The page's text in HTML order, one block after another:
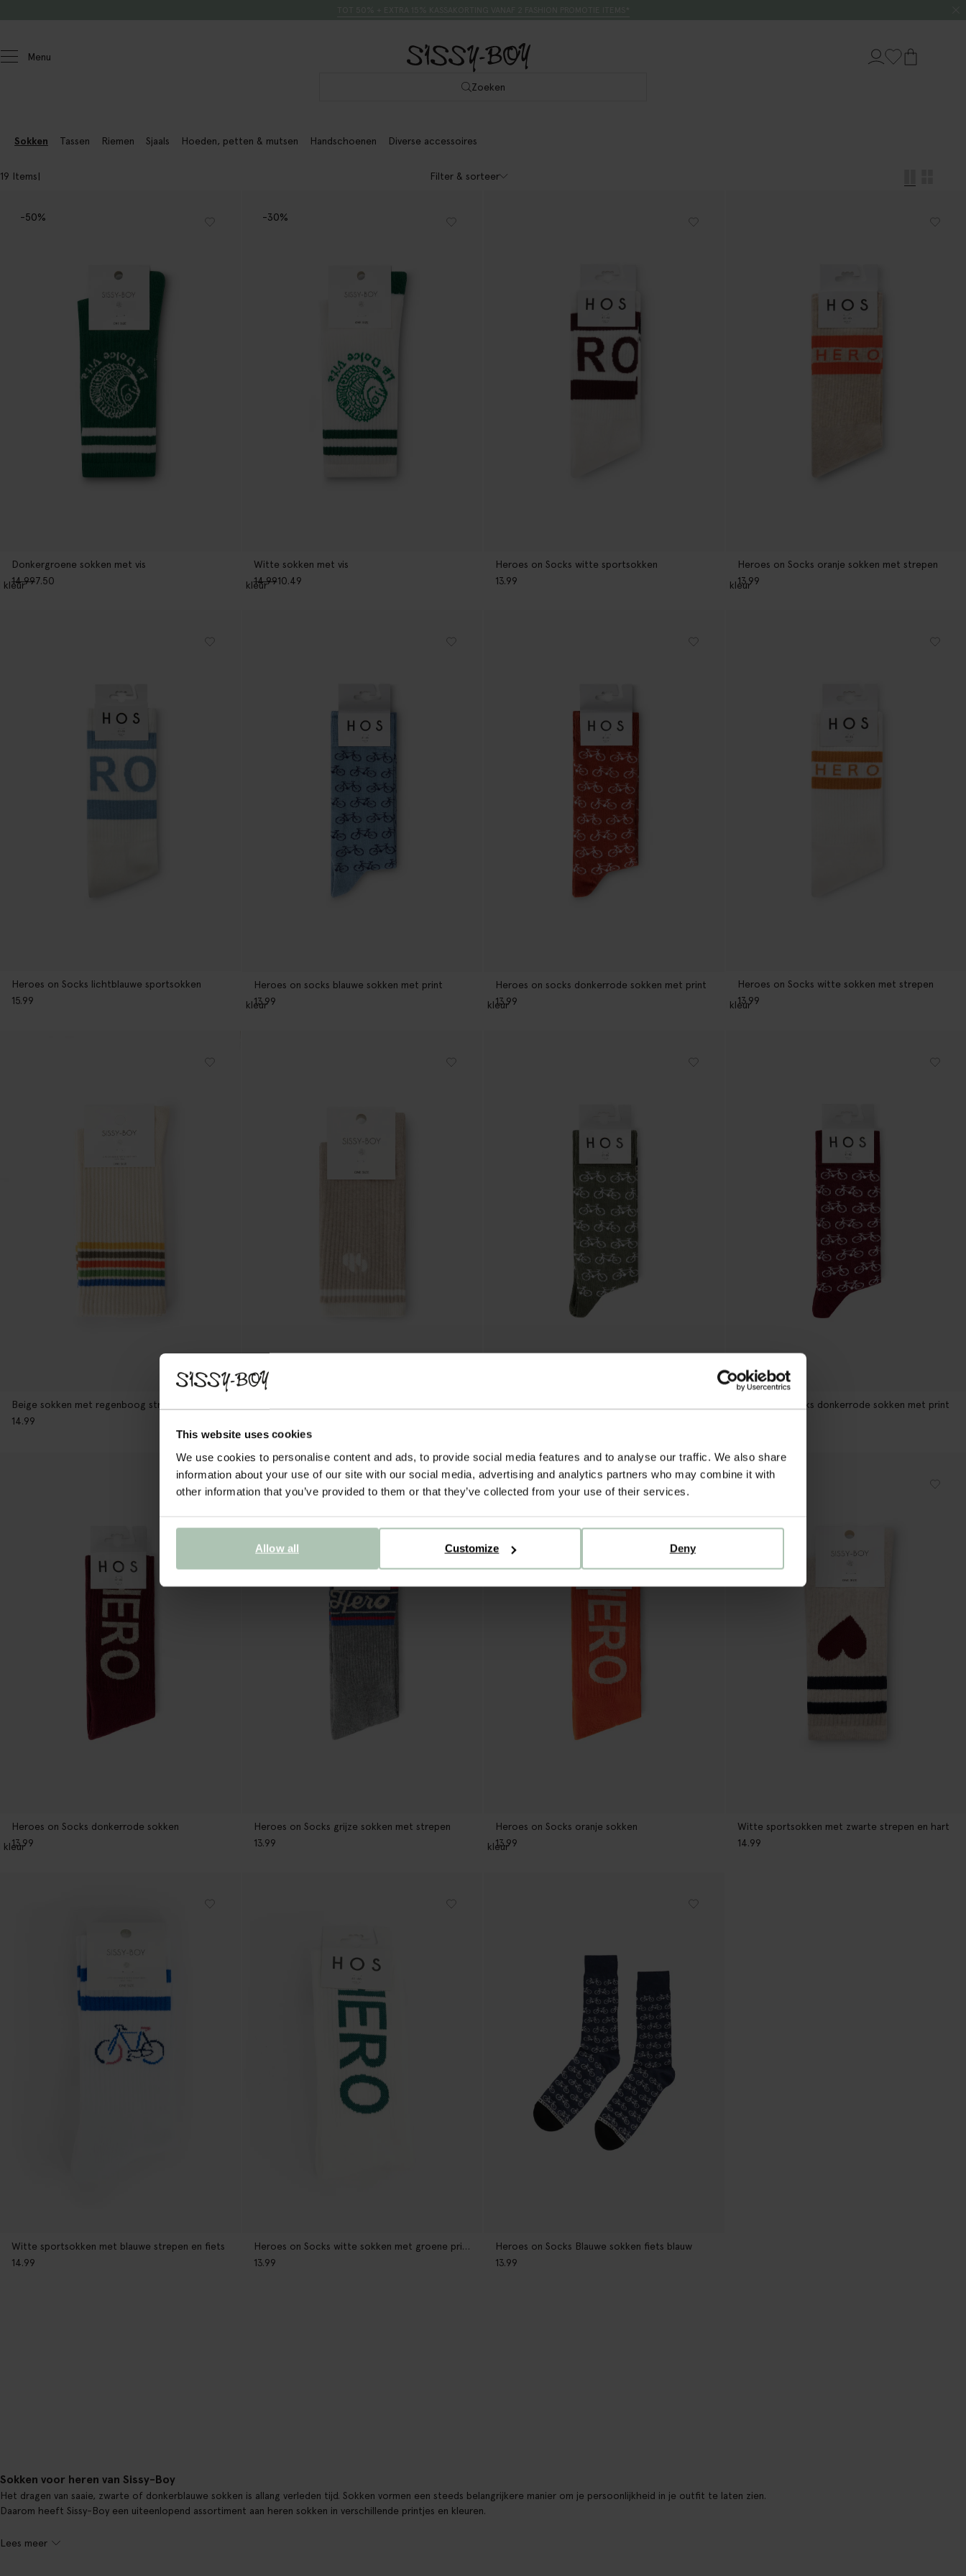
This website uses cookies
We use cookies to personalise content and ads, to provide social media features and to analyse our traffic. We also share
information about your use of our site with our social media, advertising and analytics partners who may combine it with
other information that you’ve provided to them or that they’ve collected from your use of their services.
Deny
Customize
Allow all
Menu
Zoeken
Sokken Tassen Riemen Sjaals Hoeden, petten & mutsen Handschoenen Diverse accessoires
19 Items Filter & sorteer
Donkergroene sokken met vis
14.997.50
-50%
kleur
Witte sokken met vis
14.9910.49
-30%
kleur
Heroes on Socks witte sportsokken
13.99
Heroes on Socks oranje sokken met strepen
13.99
kleur
Heroes on Socks lichtblauwe sportsokken
15.99
Heroes on socks blauwe sokken met print
13.99
kleur
Heroes on socks donkerrode sokken met print
13.99
kleur
Heroes on Socks witte sokken met strepen
13.99
kleur
Beige sokken met regenboog strepen
14.99
Bruine sokken met logo
Heroes on Socks donkerrode sokken met print
Heroes on Socks donkerrode sokken
13.99
kleur
Heroes on Socks grijze sokken met strepen
13.99
Heroes on Socks oranje sokken
13.99
kleur
Witte sportsokken met zwarte strepen en hart
14.99
Witte sportsokken met blauwe strepen en fiets
14.99
Heroes on Socks witte sokken met groene print
13.99
Heroes on Socks Blauwe sokken fiets blauw
13.99
Sokken voor heren van Sissy-Boy
Het dragen van saaie, zwarte of donkerblauwe sokken is allang verleden tijd. Sokken vormen een steeds belangrijkere manier om je persoonlijkheid in je outfit te laten zien.
Daarom heeft Sissy-Boy een uiteenlopend assortiment aan heren sokken in verschillende printjes en kleuren.
Lees meer